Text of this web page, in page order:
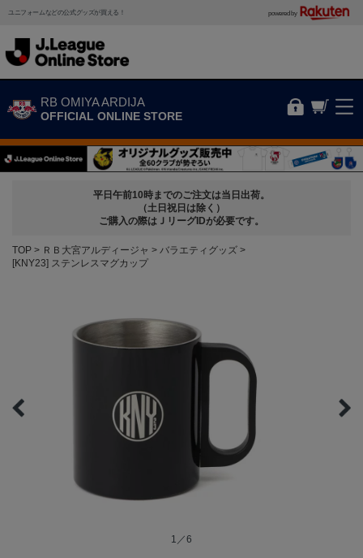
ユニフォームなどの公式グッズが買える！ powered by
RB OMIYA ARDIJA
OFFICIAL ONLINE STORE
平日午前10時までのご注文は当日出荷。
（土日祝日は除く）
ご購入の際はＪリーグIDが必要です。
TOP ＲＢ大宮アルディージャ
バラエティグッズ
[KNY23] ステンレスマグカップ
1／6